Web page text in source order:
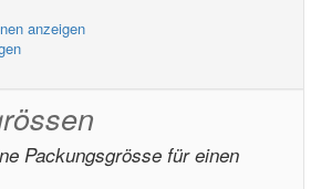
anzeigen
Packungsgrösse für einen